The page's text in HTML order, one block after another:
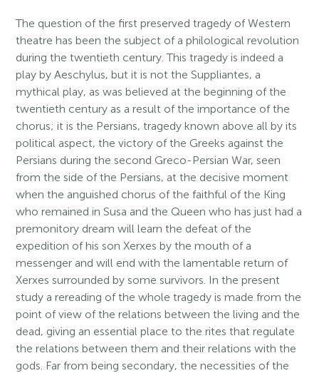
The question of the first preserved tragedy of Western
theatre has been the subject of a philological revolution
during the twentieth century. This tragedy is indeed a
play by Aeschylus, but it is not the Suppliantes, a
mythical play, as was believed at the beginning of the
twentieth century as a result of the importance of the
chorus; it is the Persians, tragedy known above all by its
political aspect, the victory of the Greeks against the
Persians during the second Greco-Persian War, seen
from the side of the Persians, at the decisive moment
when the anguished chorus of the faithful of the King
who remained in Susa and the Queen who has just had a
premonitory dream will learn the defeat of the
expedition of his son Xerxes by the mouth of a
messenger and will end with the lamentable return of
Xerxes surrounded by some survivors. In the present
study a rereading of the whole tragedy is made from the
point of view of the relations between the living and the
dead, giving an essential place to the rites that regulate
the relations between them and their relations with the
gods. Far from being secondary, the necessities of the